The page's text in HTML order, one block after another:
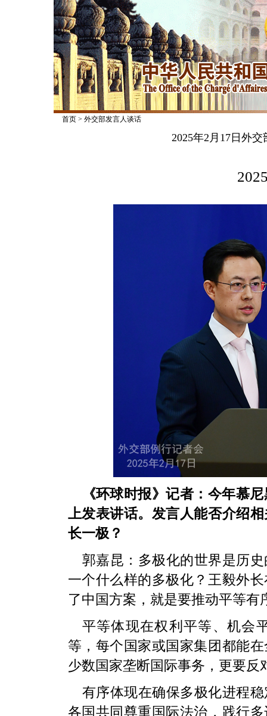
首页> 外交部发言人谈话
2025年2月17日外
《环球时报》记者：今年慕
上发表讲话。发言人能否介绍
长一极？
郭嘉昆：多极化的世界是历
一个什么样的多极化？王毅外
了中国方案，就是要推动平等有
平等体现在权利平等、机会
等，每个国家或国家集团都能
少数国家垄断国际事务，更要反
有序体现在确保多极化进程
各国共同尊重国际法治，践行